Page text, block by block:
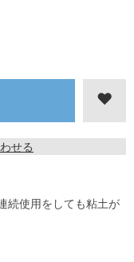
せる
続使用をしても粘土が